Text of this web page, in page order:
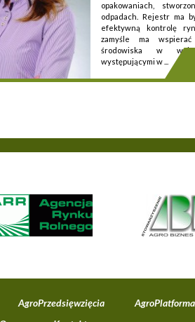
opakowaniach,
odpadach. Rejestr ma
efektywną kontrolę
zamyśle ma
środowiska w
występującymi w ...
AgroPrzedsięwzięcia